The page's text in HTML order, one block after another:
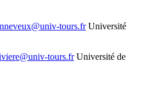
tours.fr Université
tours.fr Université de